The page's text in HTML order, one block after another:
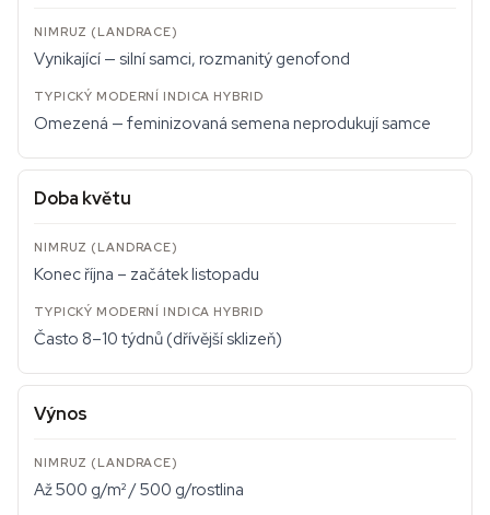
Vynikající — silní samci, rozmanitý genofond
Omezená — feminizovaná semena neprodukují samce
Doba květu
Konec října – začátek listopadu
Často 8–10 týdnů (dřívější sklizeň)
Výnos
Až 500 g/m² / 500 g/rostlina